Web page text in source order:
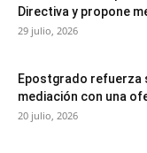
Directiva y propone
29 julio, 2026
Epostgrado refuerza
mediación con una
20 julio, 2026